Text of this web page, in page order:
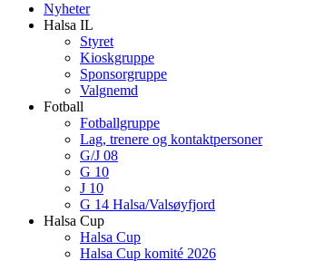
Nyheter
Halsa IL
Styret
Kioskgruppe
Sponsorgruppe
Valgnemd
Fotball
Fotballgruppe
Lag, trenere og kontaktpersoner
G/J 08
G 10
J 10
G 14 Halsa/Valsøyfjord
Halsa Cup
Halsa Cup
Halsa Cup komité 2026